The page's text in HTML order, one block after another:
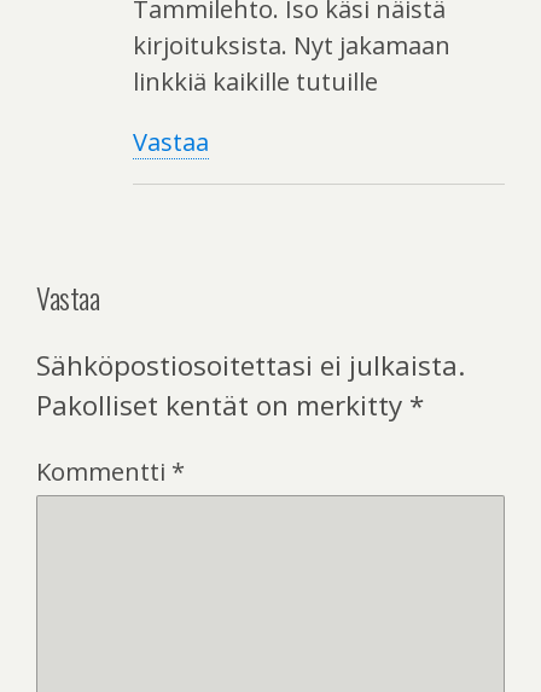
Tammilehto. Iso käsi näistä
kirjoituksista. Nyt jakamaan
linkkiä kaikille tutuille
Vastaa
Vastaa
Sähköpostiosoitettasi ei julkaista.
Pakolliset kentät on merkitty *
Kommentti *